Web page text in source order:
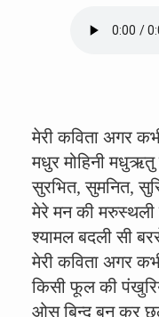
मेरी कविता अगर
मधुर मोहिनी
सुरभित, सुमनित,
मेरे मन की मरुस्थली
श्यामल बदली सी
मेरी कविता अगर
किसी फूल की
ओस बिन्दु बन कर